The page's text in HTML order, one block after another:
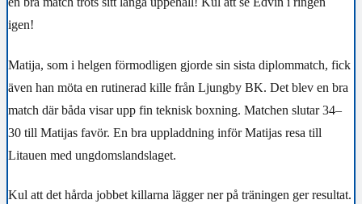
igen!
Matija, som i helgen förmodligen gjorde sin sista diplommatch, fick
även han möta en rutinerad kille från Ljungby BK. Det blev en bra
match där båda visar upp fin teknisk boxning. Matchen slutar 34–
30 till Matijas favör. En bra uppladdning inför Matijas resa till
Litauen med ungdomslandslaget.
Kul att det hårda jobbet killarna lägger ner på träningen ger resultat.